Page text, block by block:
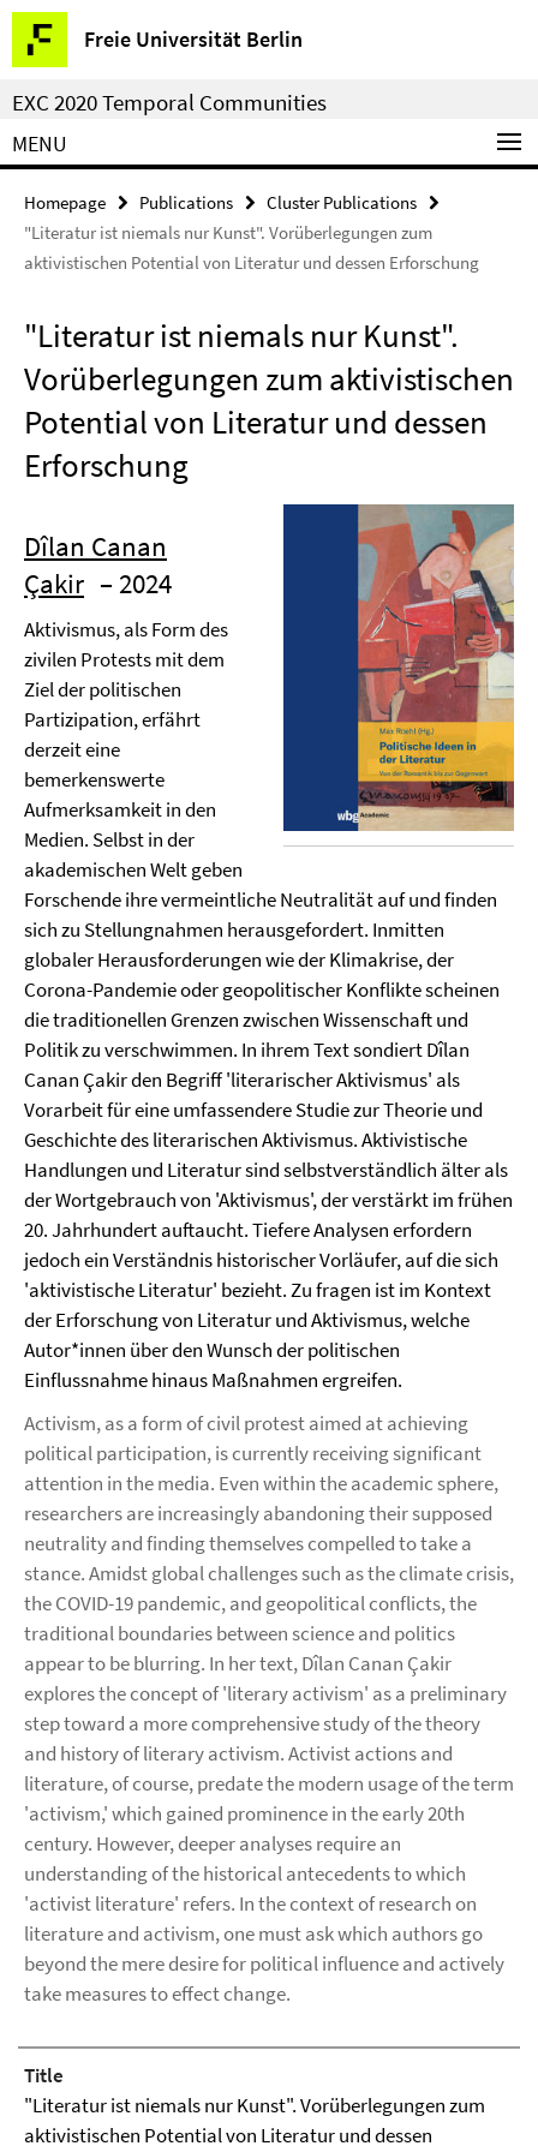
Springe
direkt
zu
Inhalt
Freie Universität Berlin
Service
Navigation
EXC 2020 Temporal Communities
MENU
Homepage Publications
Cluster Publications
"Literatur ist niemals nur Kunst". Vorüberlegungen zum
aktivistischen Potential von Literatur und dessen Erforschung
"Literatur ist niemals nur Kunst".
Vorüberlegungen zum aktivistischen
Potential von Literatur und dessen
Erforschung
Dîlan Canan
Çakir – 2024
Aktivismus, als Form des
zivilen Protests mit dem
Ziel der politischen
Partizipation, erfährt
derzeit eine
bemerkenswerte
Aufmerksamkeit in den
Medien. Selbst in der
akademischen Welt geben
Forschende ihre vermeintliche Neutralität auf und finden
sich zu Stellungnahmen herausgefordert. Inmitten
globaler Herausforderungen wie der Klimakrise, der
Corona-Pandemie oder geopolitischer Konflikte scheinen
die traditionellen Grenzen zwischen Wissenschaft und
Politik zu verschwimmen. In ihrem Text sondiert Dîlan
Canan Çakir den Begriff 'literarischer Aktivismus' als
Vorarbeit für eine umfassendere Studie zur Theorie und
Geschichte des literarischen Aktivismus. Aktivistische
Handlungen und Literatur sind selbstverständlich älter als
der Wortgebrauch von 'Aktivismus', der verstärkt im frühen
20. Jahrhundert auftaucht. Tiefere Analysen erfordern
jedoch ein Verständnis historischer Vorläufer, auf die sich
'aktivistische Literatur' bezieht. Zu fragen ist im Kontext
der Erforschung von Literatur und Aktivismus, welche
Autor*innen über den Wunsch der politischen
Einflussnahme hinaus Maßnahmen ergreifen.
Activism, as a form of civil protest aimed at achieving
political participation, is currently receiving significant
attention in the media. Even within the academic sphere,
researchers are increasingly abandoning their supposed
neutrality and finding themselves compelled to take a
stance. Amidst global challenges such as the climate crisis,
the COVID-19 pandemic, and geopolitical conflicts, the
traditional boundaries between science and politics
appear to be blurring. In her text, Dîlan Canan Çakir
explores the concept of 'literary activism' as a preliminary
step toward a more comprehensive study of the theory
and history of literary activism. Activist actions and
literature, of course, predate the modern usage of the term
'activism,' which gained prominence in the early 20th
century. However, deeper analyses require an
understanding of the historical antecedents to which
'activist literature' refers. In the context of research on
literature and activism, one must ask which authors go
beyond the mere desire for political influence and actively
take measures to effect change.
Title
"Literatur ist niemals nur Kunst". Vorüberlegungen zum
aktivistischen Potential von Literatur und dessen